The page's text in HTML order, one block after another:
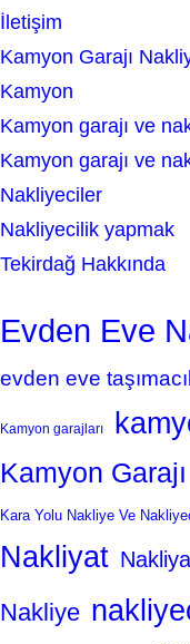
İletişim
Kamyon Garajı
Kamyon
Kamyon garajı ve
Kamyon garajı ve
Nakliyeciler
Nakliyecilik yapmak
Tekirdağ Hakkında
Evden Eve
evden eve
Kamyon garajları
Kamyon
Kara Yolu Nakliye Ve
Nakliyat
Nakliye